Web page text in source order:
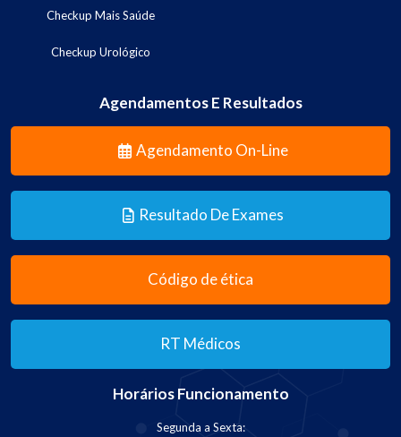
Checkup Mais Saúde
Checkup Urológico
Agendamentos E Resultados
Agendamento On-Line
Resultado De Exames
Código de ética
RT Médicos
Horários Funcionamento
Segunda a Sexta: